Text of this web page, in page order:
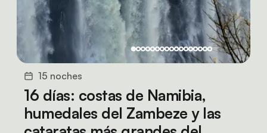
15 noches
16 días: costas de Namibia,
humedales del Zambeze y las